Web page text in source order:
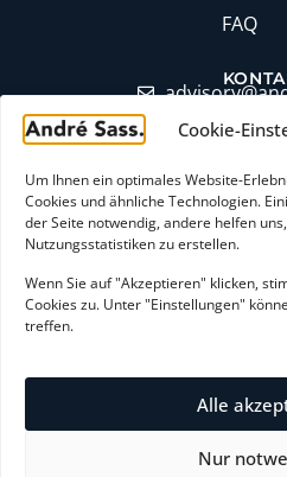
Cookie-
Um Ihnen ein optimales Website-
Cookies und ähnliche Technologien.
der Seite notwendig, andere helfen
Nutzungsstatistiken zu erstellen.
Wenn Sie auf "Akzeptieren" klicken,
Cookies zu. Unter "Einstellungen"
treffen.
Alle
Nur
FAQ
+49
AGB